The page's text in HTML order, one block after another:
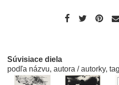
Súvisiace diela
podľa názvu, autora / autorky,